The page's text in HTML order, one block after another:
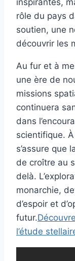
inspirantes,
rôle du pays
soutien, une
découvrir les
Au fur et à
une ère de
missions
continuera
dans
scientifique.
s’assure que
de croître au
delà.
monarchie,
d’espoir et
futur.
l’étude